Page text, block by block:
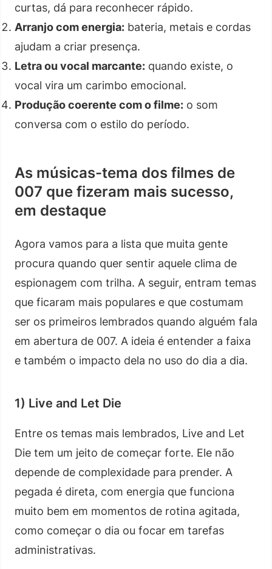
curtas, dá para reconhecer rápido.
Arranjo com energia: bateria, metais e cordas
ajudam a criar presença.
Letra ou vocal marcante: quando existe, o
vocal vira um carimbo emocional.
Produção coerente com o filme: o som
conversa com o estilo do período.
As músicas-tema dos filmes de
007 que fizeram mais sucesso,
em destaque
Agora vamos para a lista que muita gente
procura quando quer sentir aquele clima de
espionagem com trilha. A seguir, entram temas
que ficaram mais populares e que costumam
ser os primeiros lembrados quando alguém fala
em abertura de 007. A ideia é entender a faixa
e também o impacto dela no uso do dia a dia.
1) Live and Let Die
Entre os temas mais lembrados, Live and Let
Die tem um jeito de começar forte. Ele não
depende de complexidade para prender. A
pegada é direta, com energia que funciona
muito bem em momentos de rotina agitada,
como começar o dia ou focar em tarefas
administrativas.